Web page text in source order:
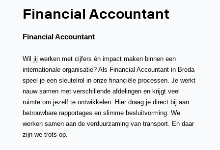
Financial Accountant
Financial Accountant
Wil jij werken met cijfers én impact maken binnen een
internationale organisatie? Als Financial Accountant in Breda
speel je een sleutelrol in onze financiële processen. Je werkt
nauw samen met verschillende afdelingen en krijgt veel
ruimte om jezelf te ontwikkelen. Hier draag je direct bij aan
betrouwbare rapportages en slimme besluitvorming. We
werken samen aan de verduurzaming van transport. En daar
zijn we trots op.